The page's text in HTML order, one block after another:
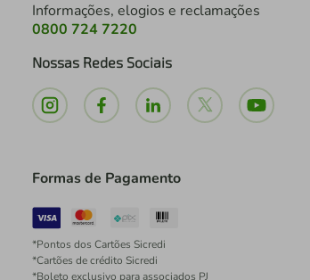
Informações, elogios e reclamações
0800 724 7220
Nossas Redes Sociais
Formas de Pagamento
*Pontos dos Cartões Sicredi
*Cartões de crédito Sicredi
*Boleto exclusivo para associados PJ